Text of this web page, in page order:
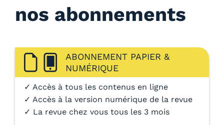
nos abonnements
ABONNEMENT PAPIER &
NUMÉRIQUE
✓ Accès à tous les contenus en ligne
✓ Accès à la version numérique de la revue
✓ La revue chez vous tous les 3 mois